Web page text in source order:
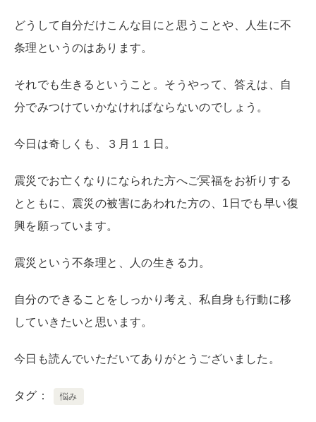
どうして自分だけこんな目にと思うことや、人生に不
条理というのはあります。
それでも生きるということ。そうやって、答えは、自
分でみつけていかなければならないのでしょう。
今日は奇しくも、３月１１日。
震災でお亡くなりになられた方へご冥福をお祈りする
とともに、震災の被害にあわれた方の、1日でも早い復
興を願っています。
震災という不条理と、人の生きる力。
自分のできることをしっかり考え、私自身も行動に移
していきたいと思います。
今日も読んでいただいてありがとうございました。
タグ 悩み